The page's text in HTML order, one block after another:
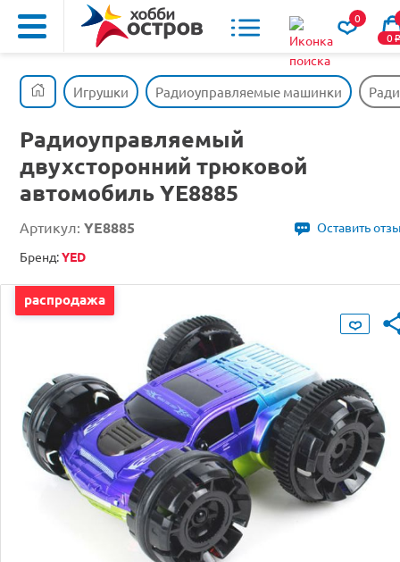
0
0o
Игрушки Радиоуправляемые машинки
Радиоуправляемый
двухсторонний трюковой
автомобиль YE8885
Артикул: YE8885
Оставить
Бренд:YED
распродажа